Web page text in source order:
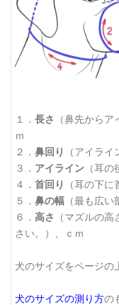
１． 長さ
（鼻先から
ｍ
２． 鼻回り
（アイラ
３． アイライン （耳
４． 首回り
（耳の下
５． 鼻の幅 （最も広
６． 高さ
（マズルの
さい。）、ｃｍ
犬のサイズをページの
犬のサイズの測り方の